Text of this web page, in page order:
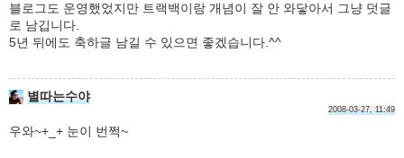
블로그도 운영했었지만 트랙백이랑 개념이 잘 안 와닿아서 그냥 덧글
로 남깁니다.
5년 뒤에도 축하글 남길 수 있으면 좋겠습니다.^^
별따는수야
2008-03-27, 11:49
우와~+_+ 눈이 번쩍~